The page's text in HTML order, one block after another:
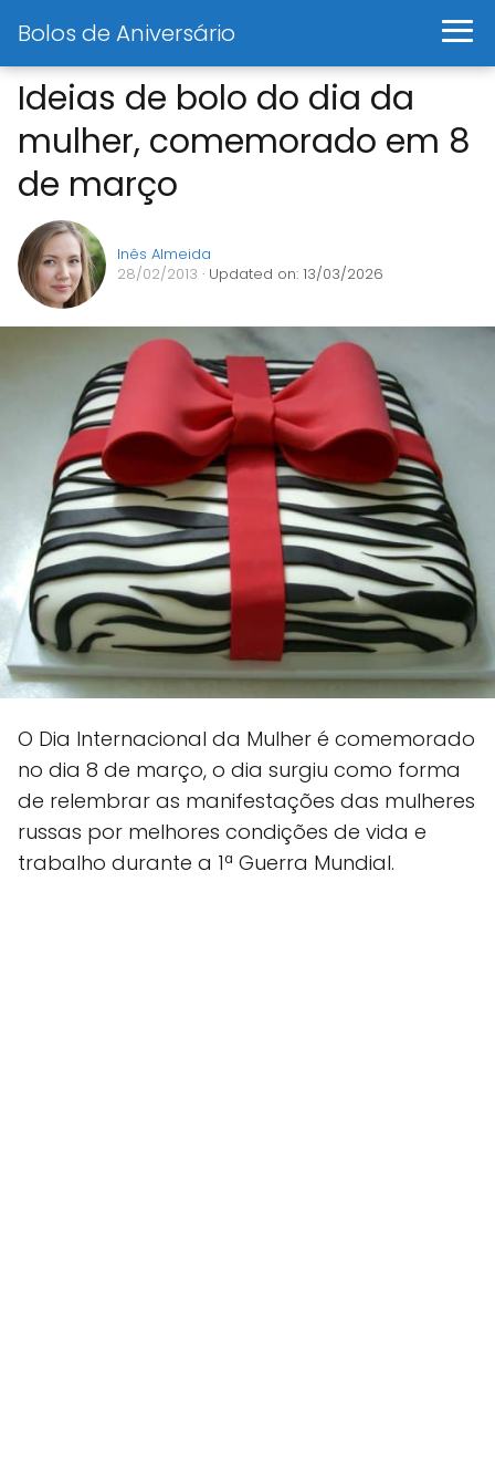
Bolos de Aniversário
Ideias de bolo do dia da
mulher, comemorado em 8
de março
Inês Almeida
28/02/2013 · Updated on: 13/03/2026
O Dia Internacional da Mulher é comemorado
no dia 8 de março, o dia surgiu como forma
de relembrar as manifestações das mulheres
russas por melhores condições de vida e
trabalho durante a 1ª Guerra Mundial.